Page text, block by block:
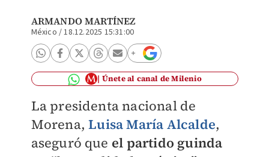
ARMANDO MARTÍNEZ
México /18.12.2025 15:31:00
Únete al canal de Milenio
La presidenta nacional de
Morena,Luisa María Alcalde,
aseguró que el partido guinda